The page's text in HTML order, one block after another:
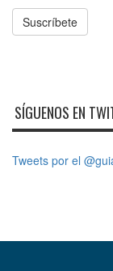
Suscríbete
SÍGUENOS EN
Tweets por el